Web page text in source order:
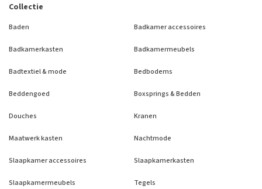
Collectie
Baden Badkamer accessoires
Badkamerkasten Badkamermeubels
Badtextiel & mode Bedbodems
Beddengoed Boxsprings & Bedden
Douches Kranen
Maatwerk kasten Nachtmode
Slaapkamer accessoires Slaapkamerkasten
Slaapkamermeubels Tegels